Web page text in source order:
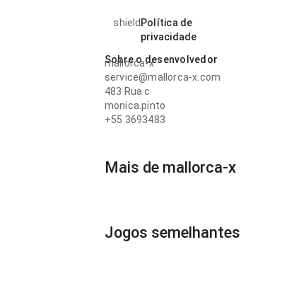
shield Política de
privacidade
Sobre o desenvolvedor
mallorca-x
service@mallorca-x.com
483 Rua c
monica.pinto
+55 3693483
Mais de mallorca-x
Jogos semelhantes